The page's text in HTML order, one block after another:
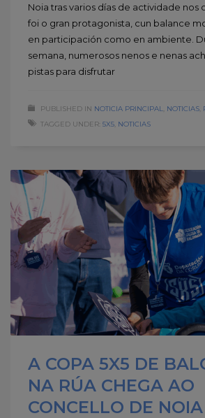
Noia tras varios días de actividade nos
foi o gran protagonista, cun balance
en participación como en ambiente.
semana, numerosos nenos e nenas
pistas para disfrutar
PUBLISHED IN NOTICIA PRINCIPAL NOTICIAS
TAGGED UNDER: 5X5 NOTICIAS
A COPA 5X5 DE
NA RÚA CHEGA AO
CONCELLO DE NOIA